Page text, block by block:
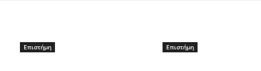
Επιστήμη Επιστήμη